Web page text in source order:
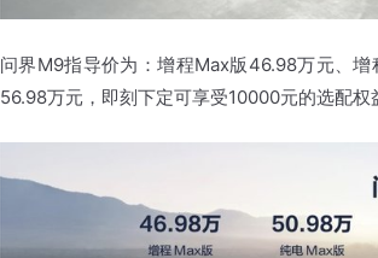
问界M9指导价为：增程Max版46.98万元、
56.98万元，即刻下定可享受10000元的选配权